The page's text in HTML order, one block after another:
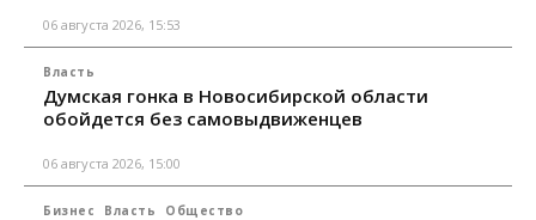
06 августа 2026, 15:53
Власть
Думская гонка в Новосибирской области
обойдется без самовыдвиженцев
06 августа 2026, 15:00
Бизнес Власть Общество